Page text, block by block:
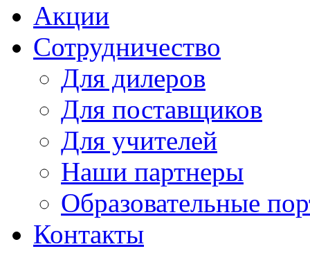
Акции
Сотрудничество
Для дилеров
Для поставщиков
Для учителей
Наши партнеры
Образовательные
Контакты